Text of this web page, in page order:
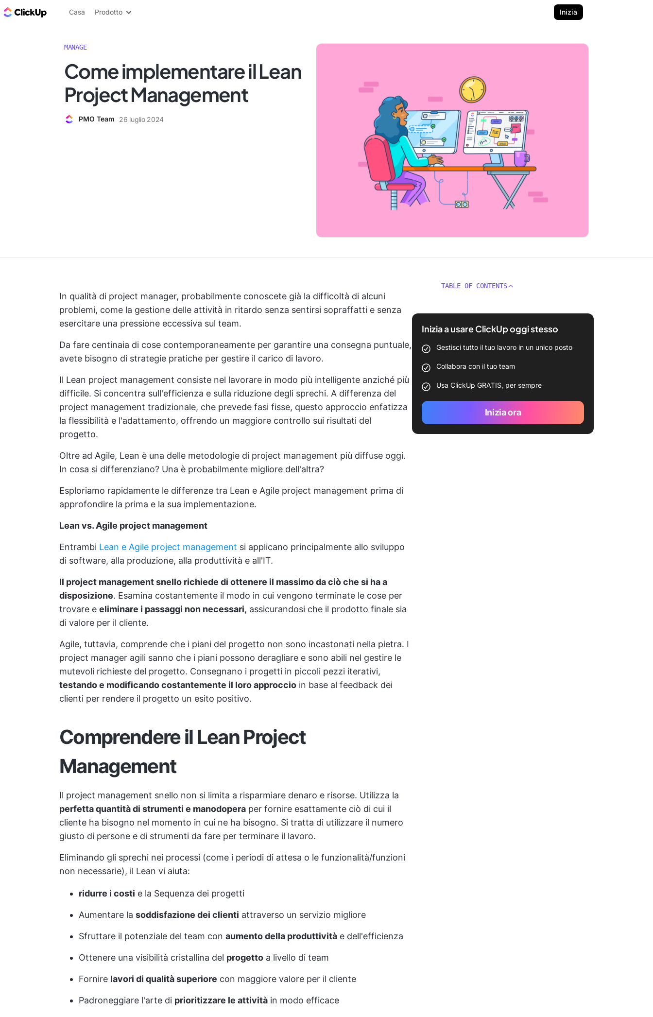
Blog di ClickUp
Casa Prodotto Inizia
MANAGE
Come implementare il Lean
Project Management
PMO Team 26 luglio 2024
In qualità di project manager, probabilmente conoscete già la difficoltà di alcuni
problemi, come la gestione delle attività in ritardo senza sentirsi sopraffatti e senza
esercitare una pressione eccessiva sul team.
Da fare centinaia di cose contemporaneamente per garantire una consegna puntuale,
avete bisogno di strategie pratiche per gestire il carico di lavoro.
Il Lean project management consiste nel lavorare in modo più intelligente anziché più
difficile. Si concentra sull'efficienza e sulla riduzione degli sprechi. A differenza del
project management tradizionale, che prevede fasi fisse, questo approccio enfatizza
la flessibilità e l'adattamento, offrendo un maggiore controllo sui risultati del
progetto.
Oltre ad Agile, Lean è una delle metodologie di project management più diffuse oggi.
In cosa si differenziano? Una è probabilmente migliore dell'altra?
Esploriamo rapidamente le differenze tra Lean e Agile project management prima di
approfondire la prima e la sua implementazione.
Lean vs. Agile project management
Entrambi Lean e Agile project management si applicano principalmente allo sviluppo
di software, alla produzione, alla produttività e all'IT.
Il project management snello richiede di ottenere il massimo da ciò che si ha a
disposizione. Esamina costantemente il modo in cui vengono terminate le cose per
trovare e eliminare i passaggi non necessari, assicurandosi che il prodotto finale sia
di valore per il cliente.
Agile, tuttavia, comprende che i piani del progetto non sono incastonati nella pietra. I
project manager agili sanno che i piani possono deragliare e sono abili nel gestire le
mutevoli richieste del progetto. Consegnano i progetti in piccoli pezzi iterativi,
testando e modificando costantemente il loro approccio in base al feedback dei
clienti per rendere il progetto un esito positivo.
Comprendere il Lean Project
Management
Il project management snello non si limita a risparmiare denaro e risorse. Utilizza la
perfetta quantità di strumenti e manodopera per fornire esattamente ciò di cui il
cliente ha bisogno nel momento in cui ne ha bisogno. Si tratta di utilizzare il numero
giusto di persone e di strumenti da fare per terminare il lavoro.
Eliminando gli sprechi nei processi (come i periodi di attesa o le funzionalità/funzioni
non necessarie), il Lean vi aiuta:
ridurre i costi e la Sequenza dei progetti
Aumentare la soddisfazione dei clienti attraverso un servizio migliore
Sfruttare il potenziale del team con aumento della produttività e dell'efficienza
Ottenere una visibilità cristallina del progetto a livello di team
Fornire lavori di qualità superiore con maggiore valore per il cliente
Padroneggiare l'arte di prioritizzare le attività in modo efficace
TABLE OF CONTENTS
Inizia a usare ClickUp oggi stesso
Gestisci tutto il tuo lavoro in un unico posto
Collabora con il tuo team
Usa ClickUp GRATIS, per sempre
Inizia ora